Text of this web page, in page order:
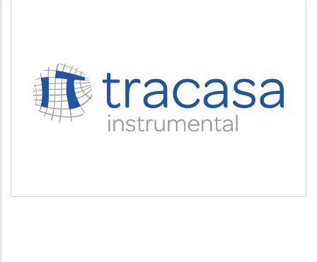
TRACASA INSTRUMENTAL
Servicios tecnológicos y modernización